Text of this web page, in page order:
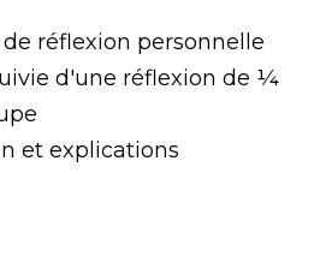
réflexion personnelle
d'une réflexion de ¼
et explications